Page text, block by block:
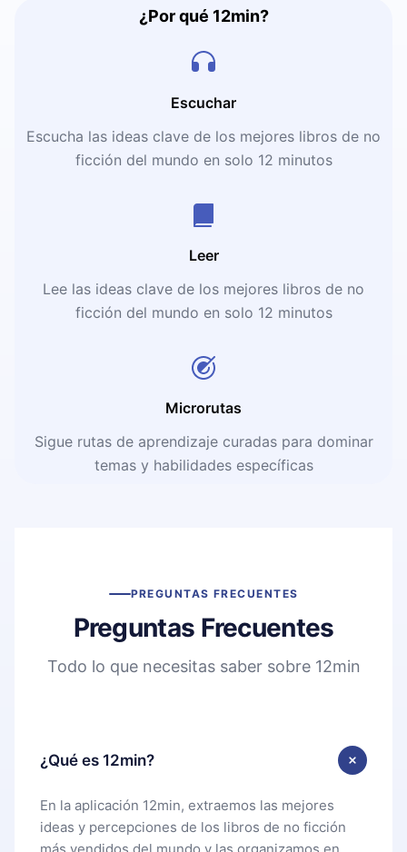
¿Por qué 12min?
Escuchar
Escucha las ideas clave de los mejores libros de no
ficción del mundo en solo 12 minutos
Leer
Lee las ideas clave de los mejores libros de no
ficción del mundo en solo 12 minutos
Microrutas
Sigue rutas de aprendizaje curadas para dominar
temas y habilidades específicas
PREGUNTAS FRECUENTES
Preguntas Frecuentes
Todo lo que necesitas saber sobre 12min
¿Qué es 12min?
En la aplicación 12min, extraemos las mejores
ideas y percepciones de los libros de no ficción